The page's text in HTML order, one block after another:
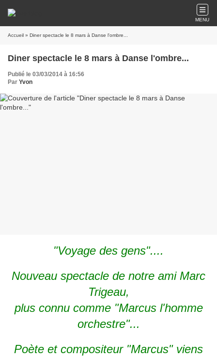
MENU
Accueil » Diner spectacle le 8 mars à Danse l'ombre...
Diner spectacle le 8 mars à Danse l'ombre...
Publié le 03/03/2014 à 16:56
Par Yvon
"Voyage des gens"....
Nouveau spectacle de notre ami Marc
Trigeau,
plus connu comme "Marcus l'homme
orchestre"...
Poète et compositeur "Marcus" viens